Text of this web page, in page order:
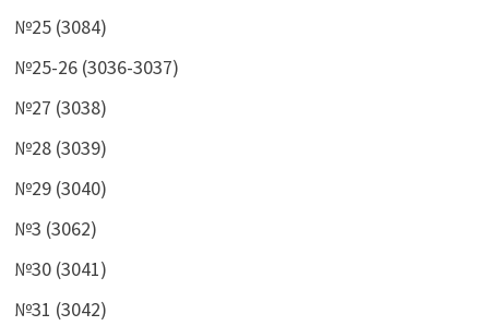
№25 (3084)
№25-26 (3036-3037)
№27 (3038)
№28 (3039)
№29 (3040)
№3 (3062)
№30 (3041)
№31 (3042)